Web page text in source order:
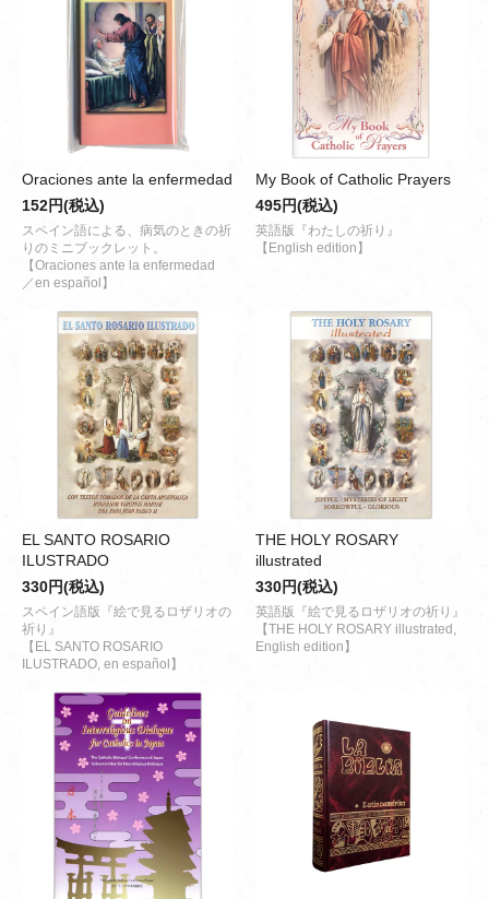
Oraciones ante la enfermedad
152円(税込)
スペイン語による、病気のときの祈
りのミニブックレット。
【Oraciones ante la enfermedad
／en español】
My Book of Catholic Prayers
495円(税込)
英語版『わたしの祈り』
【English edition】
EL SANTO ROSARIO
ILUSTRADO
330円(税込)
スペイン語版『絵で見るロザリオの
祈り』
【EL SANTO ROSARIO
ILUSTRADO, en español】
THE HOLY ROSARY
illustrated
330円(税込)
英語版『絵で見るロザリオの祈り』
【THE HOLY ROSARY illustrated,
English edition】